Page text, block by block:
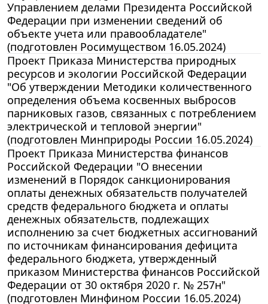
Управлением делами Президента Российской
Федерации при изменении сведений об
объекте учета или правообладателе"
(подготовлен Росимуществом 16.05.2024)
Проект Приказа Министерства природных
ресурсов и экологии Российской Федерации
"Об утверждении Методики количественного
определения объема косвенных выбросов
парниковых газов, связанных с потреблением
электрической и тепловой энергии"
(подготовлен Минприроды России 16.05.2024)
Проект Приказа Министерства финансов
Российской Федерации "О внесении
изменений в Порядок санкционирования
оплаты денежных обязательств получателей
средств федерального бюджета и оплаты
денежных обязательств, подлежащих
исполнению за счет бюджетных ассигнований
по источникам финансирования дефицита
федерального бюджета, утвержденный
приказом Министерства финансов Российской
Федерации от 30 октября 2020 г. № 257н"
(подготовлен Минфином России 16.05.2024)